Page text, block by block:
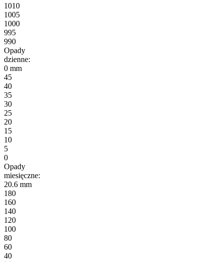
1010
1005
1000
995
990
Opady
dzienne:
0 mm
45
40
35
30
25
20
15
10
5
0
Opady
miesięczne:
20.6 mm
180
160
140
120
100
80
60
40